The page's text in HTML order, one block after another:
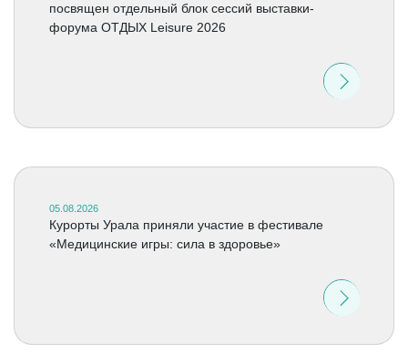
посвящен отдельный блок сессий выставки-
форума ОТДЫХ Leisure 2026
05.08.2026
Курорты Урала приняли участие в фестивале
«Медицинские игры: сила в здоровье»